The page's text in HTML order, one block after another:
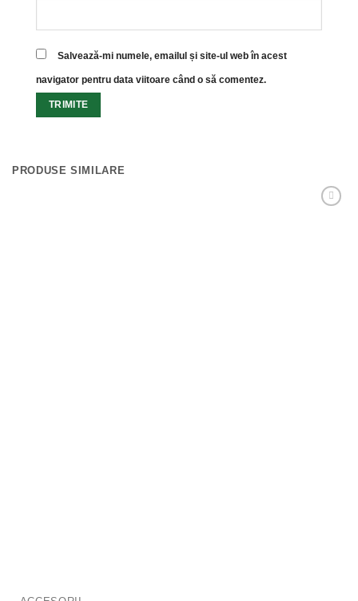
Salvează-mi numele, emailul și site-ul web în acest
navigator pentru data viitoare când o să comentez.
PRODUSE SIMILARE